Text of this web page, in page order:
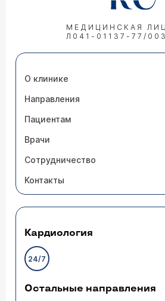
МЕДИЦИНСКАЯ
Л041-01137-77/
О клинике
Направления
Пациентам
Врачи
Сотрудничество
Контакты
Кардиология
24/7
Остальные направления